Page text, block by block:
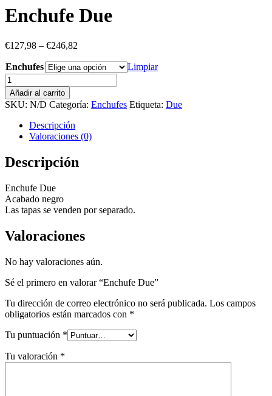
Enchufe Due
€127,98 – €246,82
Enchufes
Limpiar
Enchufe
Due
cantidad
Añadir al carrito
SKU: N/D Categoría: Enchufes Etiqueta: Due
Descripción
Valoraciones (0)
Descripción
Enchufe Due
Acabado negro
Las tapas se venden por separado.
Valoraciones
No hay valoraciones aún.
Sé el primero en valorar “Enchufe Due”
Tu dirección de correo electrónico no será publicada. Los campos
obligatorios están marcados con *
Tu puntuación *
Tu valoración *